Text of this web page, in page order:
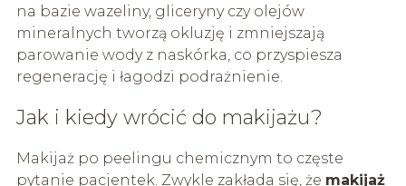
na bazie wazeliny, gliceryny czy olejów
mineralnych tworzą okluzję i zmniejszają
parowanie wody z naskórka, co przyspiesza
regenerację i łagodzi podrażnienie.
Jak i kiedy wrócić do makijażu?
Makijaż po peelingu chemicznym to częste
pytanie pacjentek. Zwykle zakłada się, że makijaż